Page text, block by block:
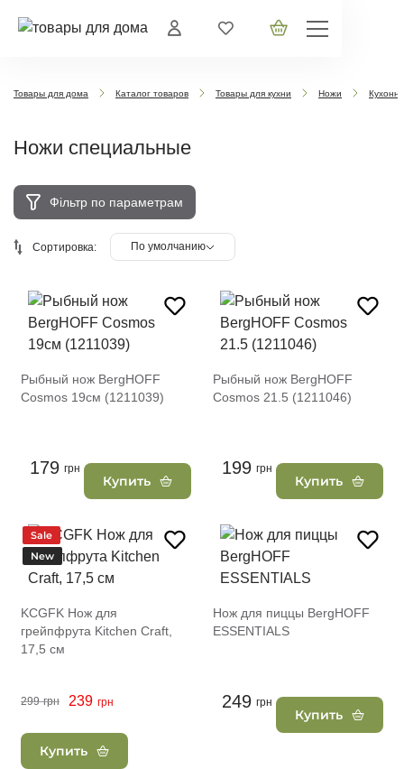
Товары для дома Каталог товаров Товары для кухни Ножи
Ножи специальные
Фільтр по параметрам
Сортировка: По умолчанию
Рыбный нож BergHOFF
Cosmos 19см (1211039)
179 грн
Купить
Рыбный нож BergHOFF
Cosmos 21.5 (1211046)
199 грн
Купить
Sale
New
KCGFK Нож для
грейпфрута Kitchen Craft,
17,5 см
299 грн 239 грн
Купить
Нож для пиццы BergHOFF
ESSENTIALS
249 грн
Купить